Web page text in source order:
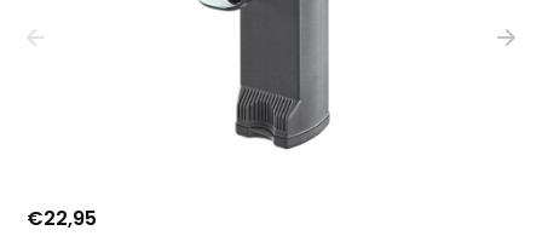
€22,95